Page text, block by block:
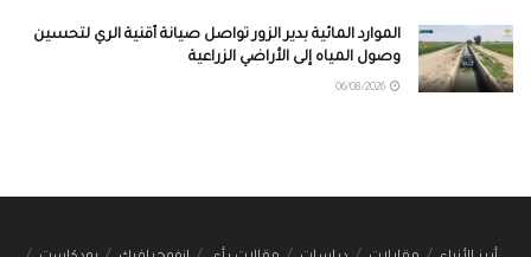
الموارد المائية بدير الزور تواصل صيانة أقنية الري لتحسين
وصول المياه إلى الأراضي الزراعية